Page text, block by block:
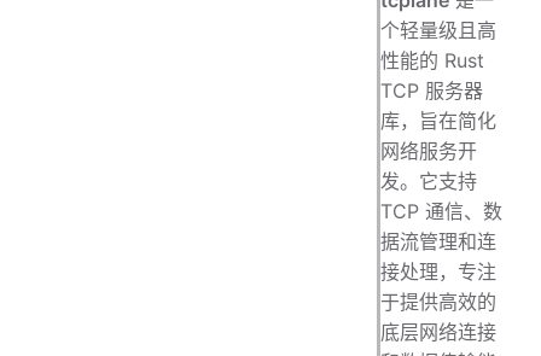
个轻量级且高
性能的 Rust
TCP 服务器
库，旨在简化
网络服务开
发。它支持
TCP 通信、数
据流管理和连
接处理，专注
于提供高效的
底层网络连接